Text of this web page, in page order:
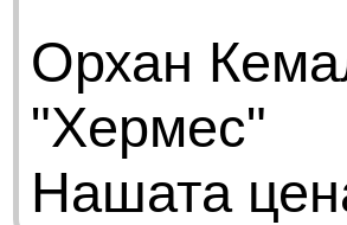
Орхан
"Хермес"
Нашата